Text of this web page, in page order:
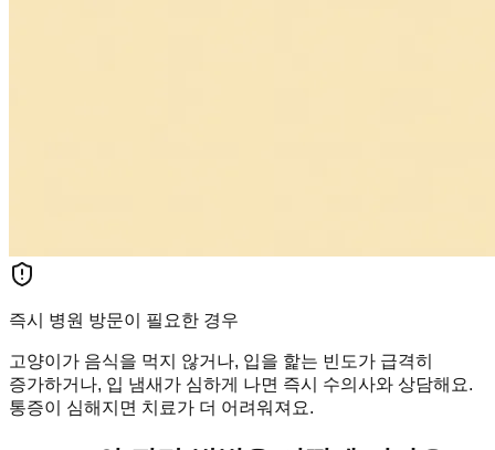
즉시 병원 방문이 필요한 경우
고양이가 음식을 먹지 않거나, 입을 핥는 빈도가 급격히
증가하거나, 입 냄새가 심하게 나면 즉시 수의사와 상담해요.
통증이 심해지면 치료가 더 어려워져요.